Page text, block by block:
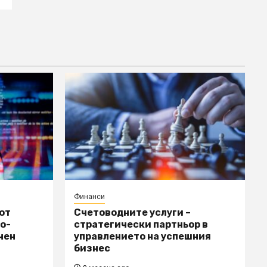
Финанси
Счетоводните услуги –
стратегически партньор в
управлението на успешния
бизнес